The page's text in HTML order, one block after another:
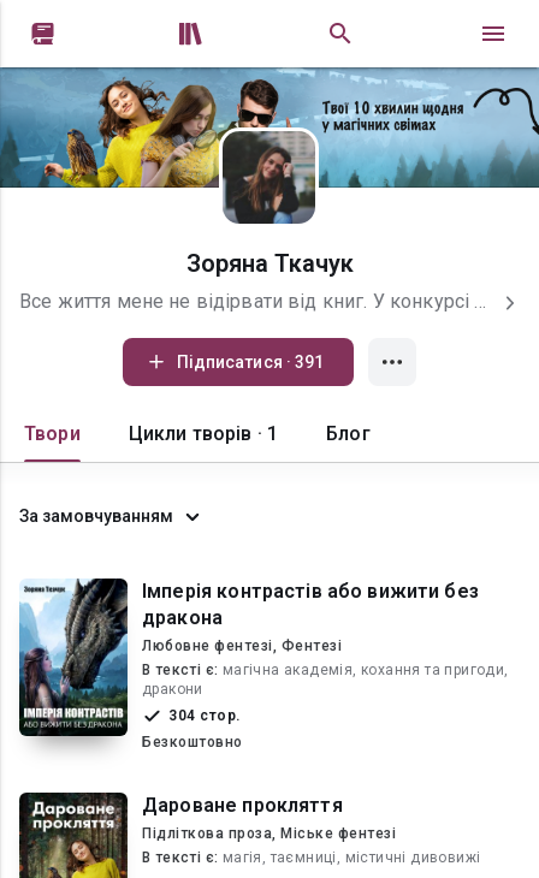
 
Зоряна Ткачук
Все життя мене не відірвати від книг. У конкурсі «Хто більше прочитав(ла) за рік» я можу перемагати полічивши лише за січень) Не менше часу я придумую власні історії. Починала я фантазувати перед сном, та пізніше це рятувало і на нудних уроках, і у довгих переїздах під час мандрівок, і дорогою на роботу. Скільки маленьких і великих історій придумала за роки навіть складно сказати. Сподіваюся, вам буде так само цікаво читати, як і мені під час написання З радістю з вами спілкуватися у коментарях чи соцмережах, тож сміливо пишіть! «me» нижче це посилання на телеграм канал.
Підписатися · 391
Твори Цикли творів · 1 Блог
За замовчуванням
Імперія контрастів або вижити без
дракона
Любовне фентезі, Фентезі
В текcті є: магічна академія, кохання та пригоди,
дракони
304 стор.
Безкоштовно
Дароване прокляття
Підліткова проза, Міське фентезі
В текcті є: магія, таємниці, містичні дивовижі